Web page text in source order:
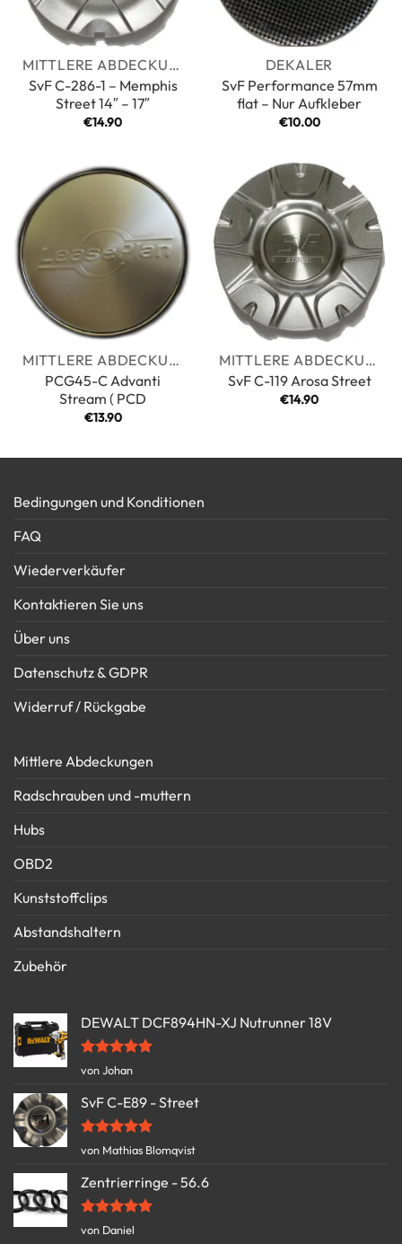
MITTLERE ABDECKUNGEN
SvF C-286-1 – Memphis
Street 14″ – 17″
€14.90
DEKALER
SvF Performance 57mm
flat – Nur Aufkleber
€10.00
MITTLERE ABDECKUNGEN
PCG45-C Advanti
Stream ( PCD
€13.90
MITTLERE ABDECKUNGEN
SvF C-119 Arosa Street
€14.90
Bedingungen und Konditionen
FAQ
Wiederverkäufer
Kontaktieren Sie uns
Über uns
Datenschutz & GDPR
Widerruf / Rückgabe
Mittlere Abdeckungen
Radschrauben und -muttern
Hubs
OBD2
Kunststoffclips
Abstandshaltern
Zubehör
DEWALT DCF894HN-XJ Nutrunner 18V
Bewertet
5
von Johan
SvF C-E89 - Street
Bewertet
5
von Mathias Blomqvist
Zentrierringe - 56.6
Bewertet
von Daniel